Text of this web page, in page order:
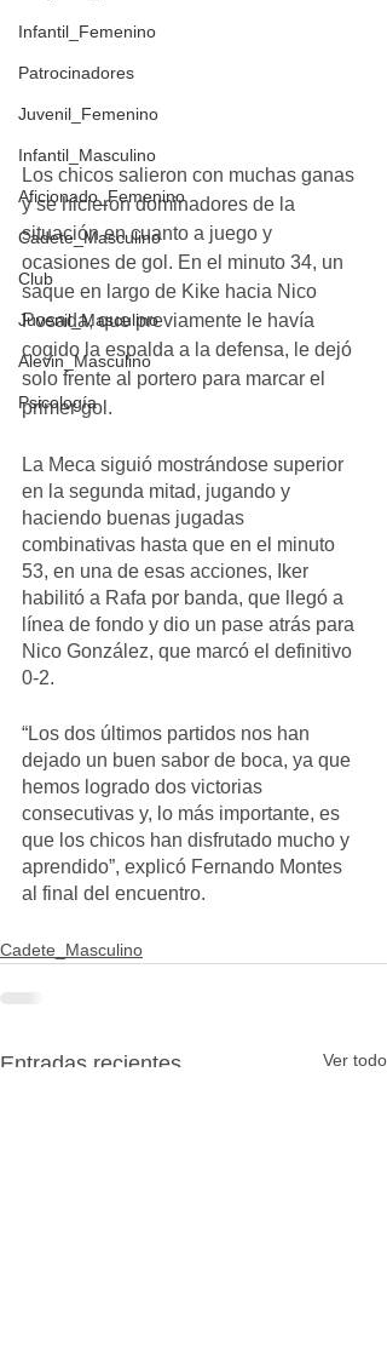
Infantil_Femenino
Patrocinadores
Juvenil_Femenino
Infantil_Masculino
Aficionado_Femenino
Cadete_Masculino
Club
Juvenil_Masculino
Alevin_Masculino
Psicología
Los chicos salieron con muchas ganas
y se hicieron dominadores de la
situación en cuanto a juego y
ocasiones de gol. En el minuto 34, un
saque en largo de Kike hacia Nico
Posada, que previamente le havía
cogido la espalda a la defensa, le dejó
solo frente al portero para marcar el
primer gol.
La Meca siguió mostrándose superior
en la segunda mitad, jugando y
haciendo buenas jugadas
combinativas hasta que en el minuto
53, en una de esas acciones, Iker
habilitó a Rafa por banda, que llegó a
línea de fondo y dio un pase atrás para
Nico González, que marcó el definitivo
0-2.
“Los dos últimos partidos nos han
dejado un buen sabor de boca, ya que
hemos logrado dos victorias
consecutivas y, lo más importante, es
que los chicos han disfrutado mucho y
aprendido”, explicó Fernando Montes
al final del encuentro.
Cadete_Masculino
Entradas recientes Ver todo